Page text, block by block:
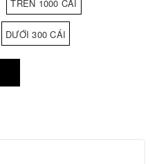
TRÊN 1000 CÁI
DƯỚI 300 CÁI